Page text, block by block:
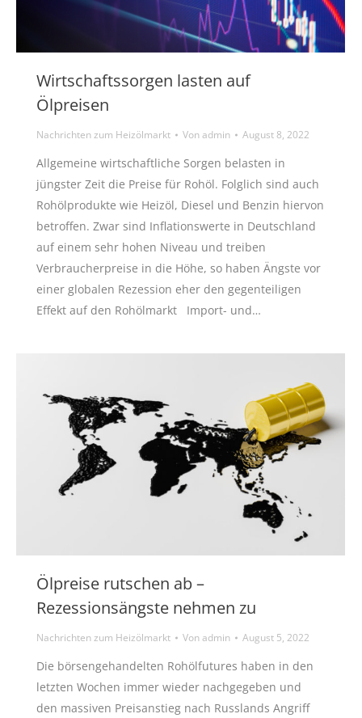
Wirtschaftssorgen lasten auf
Ölpreisen
Nachrichten zum Heizölmarkt Vonadmin August 8, 2022
Allgemeine wirtschaftliche Sorgen belasten in
jüngster Zeit die Preise für Rohöl. Folglich sind auch
Rohölprodukte wie Heizöl, Diesel und Benzin hiervon
betroffen. Zwar sind Inflationswerte in Deutschland
auf einem sehr hohen Niveau und treiben
Verbraucherpreise in die Höhe, so haben Ängste vor
einer globalen Rezession eher den gegenteiligen
Effekt auf den Rohölmarkt Import- und…
Ölpreise rutschen ab –
Rezessionsängste nehmen zu
Nachrichten zum Heizölmarkt Vonadmin August 5, 2022
Die börsengehandelten Rohölfutures haben in den
letzten Wochen immer wieder nachgegeben und
den massiven Preisanstieg nach Russlands Angriff